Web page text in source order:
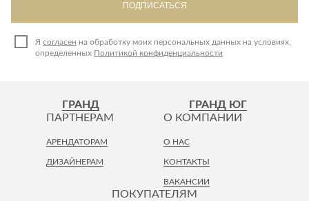
ПОДПИСАТЬСЯ
Я согласен на обработку моих персональных данных на условиях,
определенных Политикой конфиденциальности
ГРАНД ГРАНД ЮГ
ПОКУПАТЕЛЯМ
ПАРТНЕРАМ
АРЕНДАТОРАМ
ДИЗАЙНЕРАМ
О КОМПАНИИ
О НАС
КОНТАКТЫ
ВАКАНСИИ